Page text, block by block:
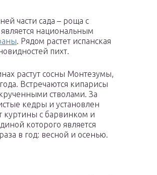
части сада – роща с
национальным
. Рядом растет испанская
пихт.
растут сосны Монтезумы,
Встречаются кипарисы
стволами. За
кедры и установлен
куртины с барвинком и
которого является
в год: весной и осенью.